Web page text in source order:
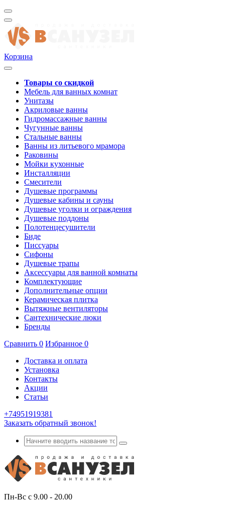
Корзина
Товары со скидкой
Мебель для ванных комнат
Унитазы
Акриловые ванны
Гидромассажные ванны
Чугунные ванны
Стальные ванны
Ванны из литьевого мрамора
Раковины
Мойки кухонные
Инсталляции
Смесители
Душевые программы
Душевые кабины и сауны
Душевые уголки и ограждения
Душевые поддоны
Полотенцесушители
Биде
Писсуары
Сифоны
Душевые трапы
Аксессуары для ванной комнаты
Комплектующие
Дополнительные опции
Керамическая плитка
Вытяжные вентиляторы
Сантехнические люки
Бренды
Сравнить 0 Избранное 0
Доставка и оплата
Установка
Контакты
Акции
Статьи
+74951919381
Заказать обратный звонок!
Пн-Вс с 9.00 - 20.00